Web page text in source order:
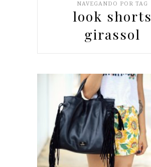
NAVEGANDO POR TAG
look shorts
girassol